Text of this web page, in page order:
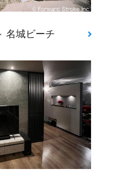
名城ビーチ